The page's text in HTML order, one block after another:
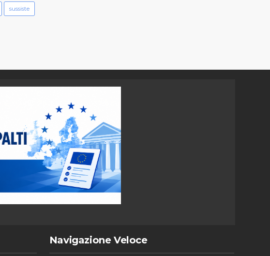
sussiste
Navigazione Veloce